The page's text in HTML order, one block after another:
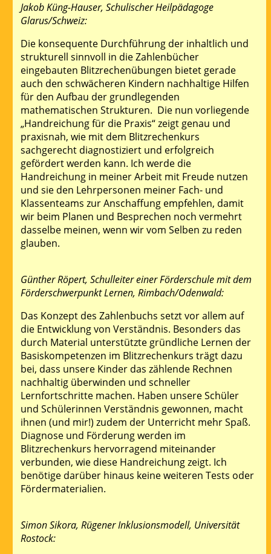
Jakob Küng-Hauser, Schulischer Heilpädagoge
Glarus/Schweiz:
Die konsequente Durchführung der inhaltlich und
strukturell sinnvoll in die Zahlenbücher
eingebauten Blitzrechenübungen bietet gerade
auch den schwächeren Kindern nachhaltige Hilfen
für den Aufbau der grundlegenden
mathematischen Strukturen. Die nun vorliegende
„Handreichung für die Praxis“ zeigt genau und
praxisnah, wie mit dem Blitzrechenkurs
sachgerecht diagnostiziert und erfolgreich
gefördert werden kann. Ich werde die
Handreichung in meiner Arbeit mit Freude nutzen
und sie den Lehrpersonen meiner Fach- und
Klassenteams zur Anschaffung empfehlen, damit
wir beim Planen und Besprechen noch vermehrt
dasselbe meinen, wenn wir vom Selben zu reden
glauben.
Günther Röpert, Schulleiter einer Förderschule mit dem
Förderschwerpunkt Lernen, Rimbach/Odenwald:
Das Konzept des Zahlenbuchs setzt vor allem auf
die Entwicklung von Verständnis. Besonders das
durch Material unterstützte gründliche Lernen der
Basiskompetenzen im Blitzrechenkurs trägt dazu
bei, dass unsere Kinder das zählende Rechnen
nachhaltig überwinden und schneller
Lernfortschritte machen. Haben unsere Schüler
und Schülerinnen Verständnis gewonnen, macht
ihnen (und mir!) zudem der Unterricht mehr Spaß.
Diagnose und Förderung werden im
Blitzrechenkurs hervorragend miteinander
verbunden, wie diese Handreichung zeigt. Ich
benötige darüber hinaus keine weiteren Tests oder
Fördermaterialien.
Simon Sikora, Rügener Inklusionsmodell, Universität
Rostock: